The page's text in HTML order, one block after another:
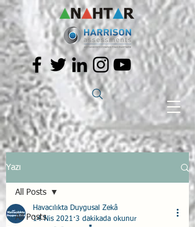
Yazı
All Posts
All Posts
Havacılıkta Duygusal Zekâ
14 Nis 2021 3 dakikada okunur